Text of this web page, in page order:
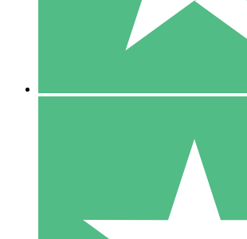
10
US$1500
10 Download
20